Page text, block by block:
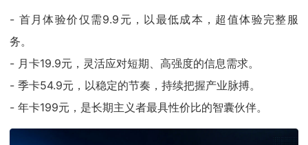
- 首月体验价仅需9.9元，以最低成本，超值体验完整服
务。
- 月卡19.9元，灵活应对短期、高强度的信息需求。
- 季卡54.9元，以稳定的节奏，持续把握产业脉搏。
- 年卡199元，是长期主义者最具性价比的智囊伙伴。